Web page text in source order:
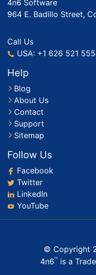
USA: +1 626 521 5559
Blog
About Us
Support
Sitemap
Follow Us
Facebook
Twitter
YouTube
© Copyright